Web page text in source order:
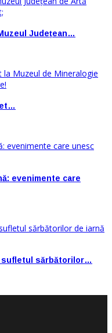
Județean…
evenimente care
sufletul sărbătorilor…